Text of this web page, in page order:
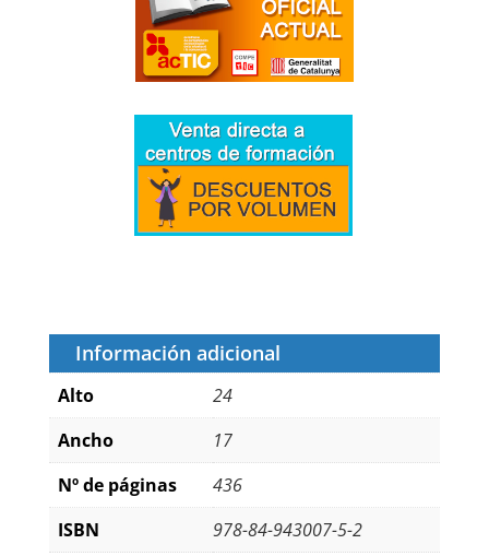
Información adicional
Alto
24
Ancho
17
Nº de páginas
436
ISBN
978-84-943007-5-2